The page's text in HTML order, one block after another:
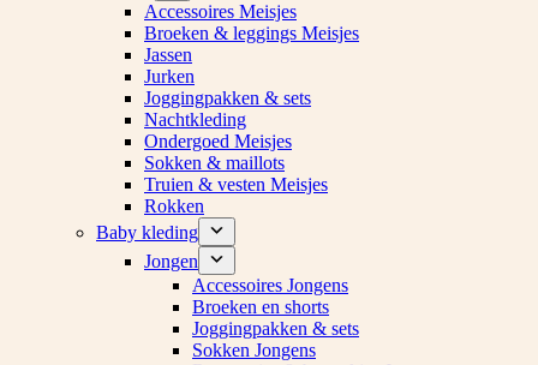
Accessoires Meisjes
Broeken & leggings Meisjes
Jassen
Jurken
Joggingpakken & sets
Nachtkleding
Ondergoed Meisjes
Sokken & maillots
Truien & vesten Meisjes
Rokken
Baby kleding
Jongen
Accessoires Jongens
Broeken en shorts
Joggingpakken & sets
Sokken Jongens